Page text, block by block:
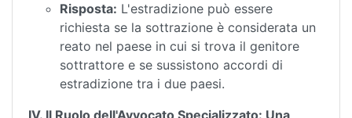
Risposta: L'estradizione può essere
richiesta se la sottrazione è considerata un
reato nel paese in cui si trova il genitore
sottrattore e se sussistono accordi di
estradizione tra i due paesi.
IV. Il Ruolo dell'Avvocato Specializzato: Una